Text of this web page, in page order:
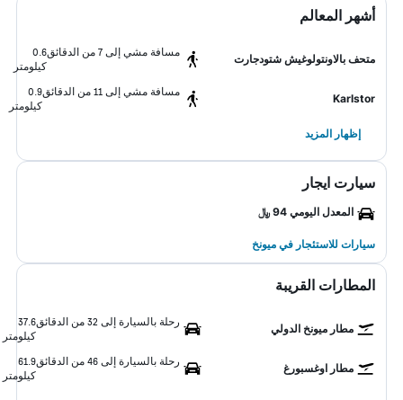
أشهر المعالم
متحف بالاونتولوغيش شتودجارت
مسافة مشي إلى 7 من الدقائق
0.6
كيلومتر
Karlstor
مسافة مشي إلى 11 من الدقائق
0.9
كيلومتر
إظهار المزيد
سيارت ايجار
المعدل اليومي 94 ﷼
سيارات للاستئجار في ميونخ
المطارات القريبة
مطار ميونخ الدولي
رحلة بالسيارة إلى 32 من الدقائق
37.6
كيلومتر
مطار اوغسبورغ
رحلة بالسيارة إلى 46 من الدقائق
61.9
كيلومتر